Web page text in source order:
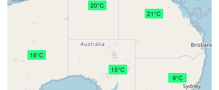
9°C
16°C
21°C
15°C
20°C